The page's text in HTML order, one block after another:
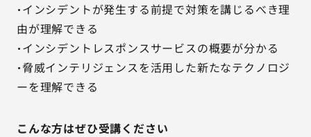
・インシデントが発生する前提で対策を講じるべき理
由が理解できる
・インシデントレスポンスサービスの概要が分かる
・脅威インテリジェンスを活用した新たなテクノロジ
ーを理解できる
こんな方はぜひ受講ください